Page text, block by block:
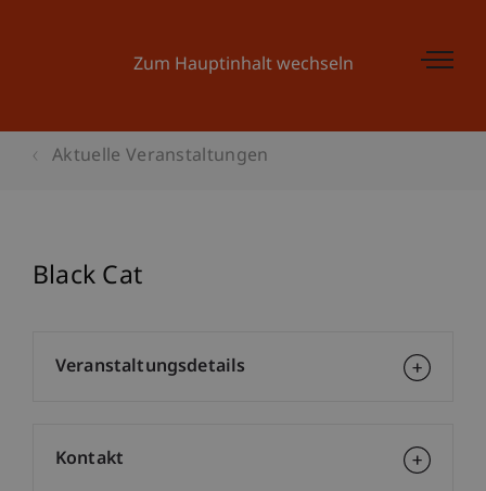
Zum Hauptinhalt wechseln
Aktuelle Veranstaltungen
Black Cat
Veranstaltungsdetails
Kontakt